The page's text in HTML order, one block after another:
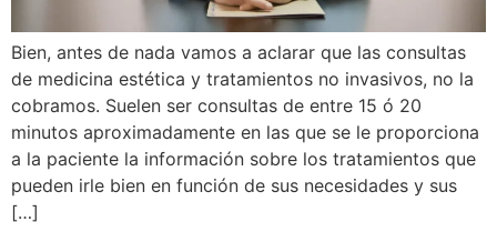
Bien, antes de nada vamos a aclarar que las consultas
de medicina estética y tratamientos no invasivos, no la
cobramos. Suelen ser consultas de entre 15 ó 20
minutos aproximadamente en las que se le proporciona
a la paciente la información sobre los tratamientos que
pueden irle bien en función de sus necesidades y sus
[…]